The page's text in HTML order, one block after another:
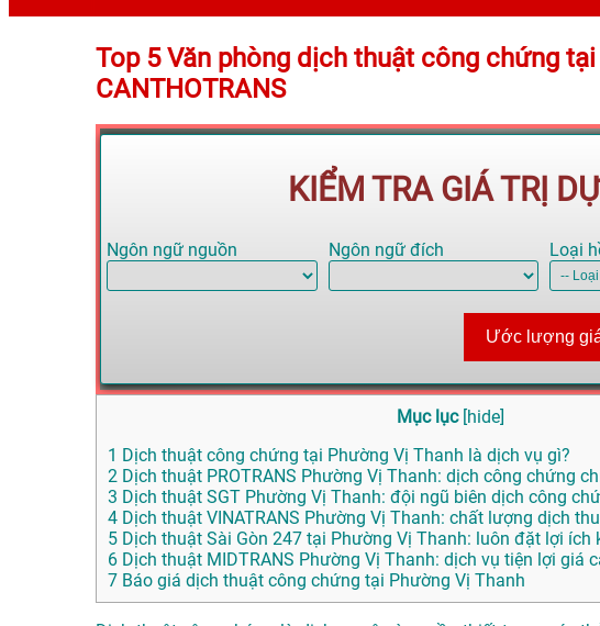
Top 5 Văn phòng dịch thuật công chứng
CANTHOTRANS
KIỂM TRA GIÁ TRỊ
Ngôn ngữ nguồn Ngôn ngữ đích Loại
Ước lượng
Mục lục [hide]
1 Dịch thuật công chứng tại Phường Vị Thanh là dịch vụ gì?
2 Dịch thuật PROTRANS Phường Vị Thanh: dịch công chứng
3 Dịch thuật SGT Phường Vị Thanh: đội ngũ biên dịch công
4 Dịch thuật VINATRANS Phường Vị Thanh: chất lượng dịch
5 Dịch thuật Sài Gòn 247 tại Phường Vị Thanh: luôn đặt lợi ích
6 Dịch thuật MIDTRANS Phường Vị Thanh: dịch vụ tiện lợi giá
7 Báo giá dịch thuật công chứng tại Phường Vị Thanh